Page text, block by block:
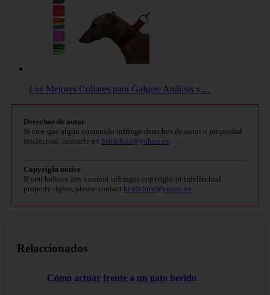
Los Mejores Collares para Galgos: Análisis y…
Derechos de autor
Si cree que algún contenido infringe derechos de autor o propiedad
intelectual, contacte en bitelchux@yahoo.es.
Copyright notice
If you believe any content infringes copyright or intellectual
property rights, please contact bitelchux@yahoo.es.
Relaccionados
Cómo actuar frente a un gato herido